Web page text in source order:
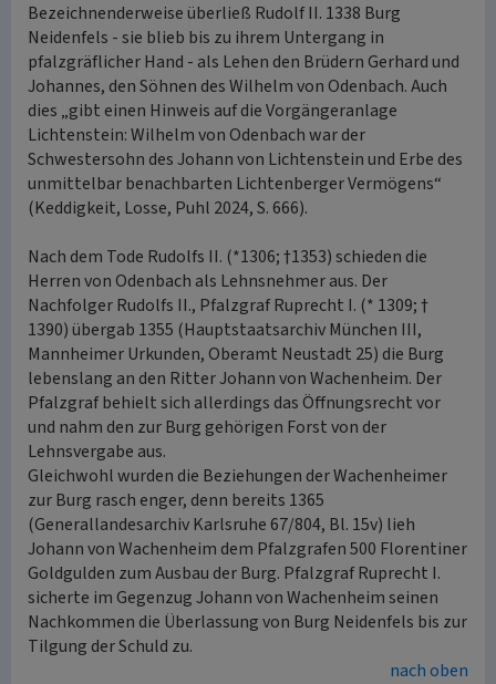
Bezeichnenderweise überließ Rudolf II. 1338 Burg
Neidenfels - sie blieb bis zu ihrem Untergang in
pfalzgräflicher Hand - als Lehen den Brüdern Gerhard und
Johannes, den Söhnen des Wilhelm von Odenbach. Auch
dies „gibt einen Hinweis auf die Vorgängeranlage
Lichtenstein: Wilhelm von Odenbach war der
Schwestersohn des Johann von Lichtenstein und Erbe des
unmittelbar benachbarten Lichtenberger Vermögens“
(Keddigkeit, Losse, Puhl 2024, S. 666).
Nach dem Tode Rudolfs II. (*1306; †1353) schieden die
Herren von Odenbach als Lehnsnehmer aus. Der
Nachfolger Rudolfs II., Pfalzgraf Ruprecht I. (* 1309; †
1390) übergab 1355 (Hauptstaatsarchiv München III,
Mannheimer Urkunden, Oberamt Neustadt 25) die Burg
lebenslang an den Ritter Johann von Wachenheim. Der
Pfalzgraf behielt sich allerdings das Öffnungsrecht vor
und nahm den zur Burg gehörigen Forst von der
Lehnsvergabe aus.
Gleichwohl wurden die Beziehungen der Wachenheimer
zur Burg rasch enger, denn bereits 1365
(Generallandesarchiv Karlsruhe 67/804, Bl. 15v) lieh
Johann von Wachenheim dem Pfalzgrafen 500 Florentiner
Goldgulden zum Ausbau der Burg. Pfalzgraf Ruprecht I.
sicherte im Gegenzug Johann von Wachenheim seinen
Nachkommen die Überlassung von Burg Neidenfels bis zur
Tilgung der Schuld zu.
nach oben